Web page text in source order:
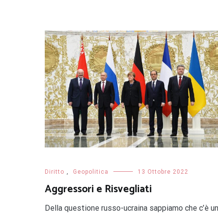
Diritto , Geopolitica 13 Ottobre 2022
Aggressori e Risvegliati
Della questione russo-ucraina sappiamo che c’è un